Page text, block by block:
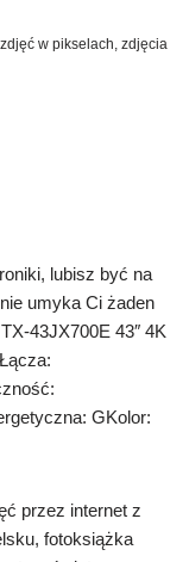
w pikselach, zdjęcia
lubisz być na
umyka Ci żaden
43JX700E 43″ 4K
GKolor:
przez internet z
fotoksiążka